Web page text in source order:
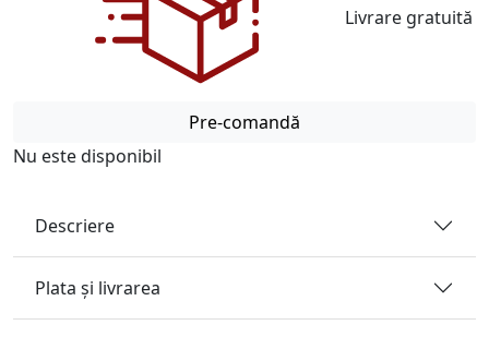
Livrare gratuită
Pre-comandă
Nu este disponibil
Descriere
Plata și livrarea